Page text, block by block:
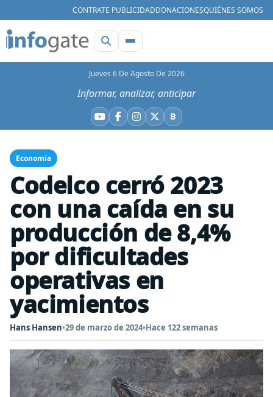
CONTRATE PUBLICIDADDONACIONESQUIÉNES SOMOS
Jueves 6 De Agosto De 2026
Informar, analizar, anticipar
YouTube
Facebook
Instagram
X BBluesky
Economía
Codelco cerró 2023
con una caída en su
producción de 8,4%
por dificultades
operativas en
yacimientos
Hans Hansen•29 de marzo de 2024•Hace 122 semanas